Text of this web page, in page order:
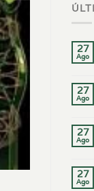
27
Ago
27
Ago
27
Ago
27
Ago